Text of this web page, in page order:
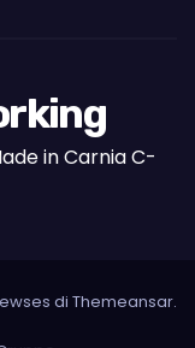
in Carnia C-
di Themeansar.